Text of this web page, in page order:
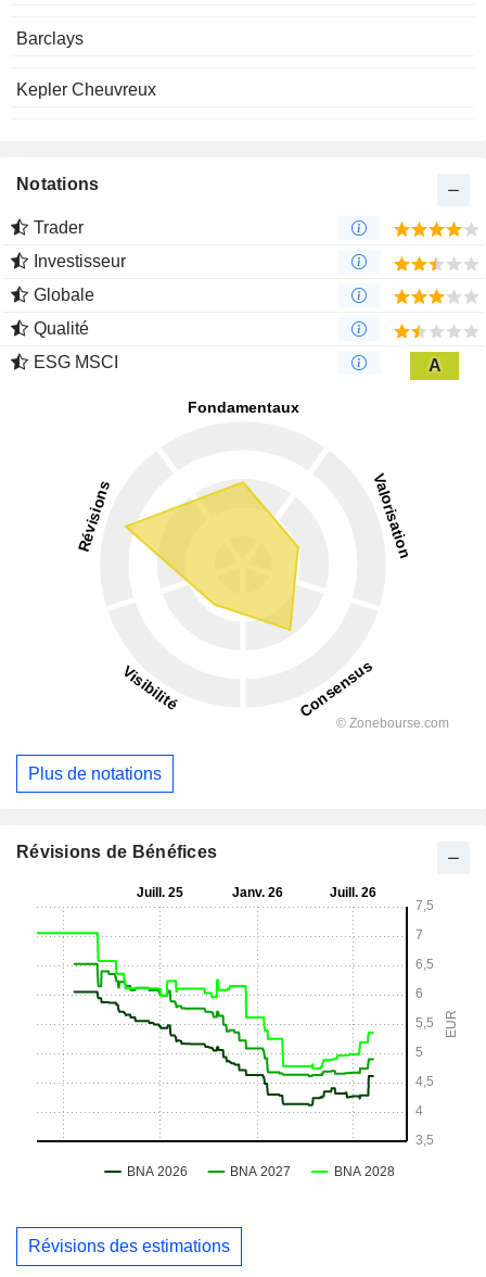
Barclays
Kepler Cheuvreux
Notations
Trader
Investisseur
Globale
Qualité
ESG MSCI
A
Plus de notations
Révisions de Bénéfices
Révisions des estimations